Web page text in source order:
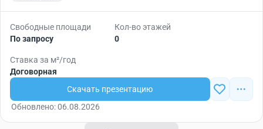
Свободные площади
По запросу
Кол-во этажей
0
Ставка за м²/год
Договорная
Скачать презентацию
Обновлено: 06.08.2026